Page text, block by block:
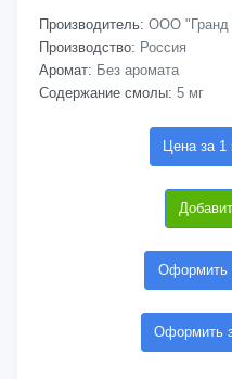
Производитель: ООО "Гранд
Производство: Россия
Аромат: Без аромата
Содержание смолы: 5 мг
Цена за 1
Оформить
Оформить